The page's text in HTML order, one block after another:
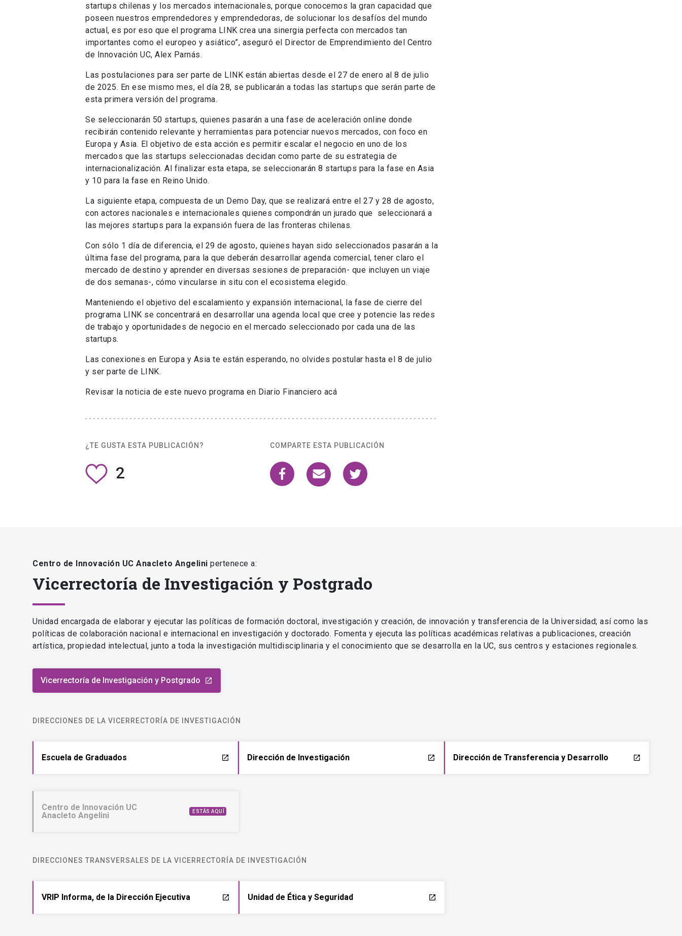
startups chilenas y los mercados internacionales, porque conocemos la gran capacidad que
poseen nuestros emprendedores y emprendedoras, de solucionar los desafíos del mundo
actual, es por eso que el programa LINK crea una sinergia perfecta con mercados tan
importantes como el europeo y asiático”, aseguró el Director de Emprendimiento del Centro
de Innovación UC, Alex Parnás.
Las postulaciones para ser parte de LINK están abiertas desde el 27 de enero al 8 de julio
de 2025. En ese mismo mes, el día 28, se publicarán a todas las startups que serán parte de
esta primera versión del programa.
Se seleccionarán 50 startups, quienes pasarán a una fase de aceleración online donde
recibirán contenido relevante y herramientas para potenciar nuevos mercados, con foco en
Europa y Asia. El objetivo de esta acción es permitir escalar el negocio en uno de los
mercados que las startups seleccionadas decidan como parte de su estrategia de
internacionalización. Al finalizar esta etapa, se seleccionarán 8 startups para la fase en Asia
y 10 para la fase en Reino Unido.
La siguiente etapa, compuesta de un Demo Day, que se realizará entre el 27 y 28 de agosto,
con actores nacionales e internacionales quienes compondrán un jurado que seleccionará a
las mejores startups para la expansión fuera de las fronteras chilenas.
Con sólo 1 día de diferencia, el 29 de agosto, quienes hayan sido seleccionados pasarán a la
última fase del programa, para la que deberán desarrollar agenda comercial, tener claro el
mercado de destino y aprender en diversas sesiones de preparación- que incluyen un viaje
de dos semanas-, cómo vincularse in situ con el ecosistema elegido.
Manteniendo el objetivo del escalamiento y expansión internacional, la fase de cierre del
programa LINK se concentrará en desarrollar una agenda local que cree y potencie las redes
de trabajo y oportunidades de negocio en el mercado seleccionado por cada una de las
startups.
Las conexiones en Europa y Asia te están esperando, no olvides postular hasta el 8 de julio
y ser parte de LINK.
Revisar la noticia de este nuevo programa en Diario Financiero acá
¿TE GUSTA ESTA PUBLICACIÓN?
2
COMPARTE ESTA PUBLICACIÓN
Centro de Innovación UC Anacleto Angelini pertenece a:
Vicerrectoría de Investigación y Postgrado
Unidad encargada de elaborar y ejecutar las políticas de formación doctoral, investigación y creación, de innovación y transferencia de la Universidad; así como las
políticas de colaboración nacional e internacional en investigación y doctorado. Fomenta y ejecuta las políticas académicas relativas a publicaciones, creación
artística, propiedad intelectual, junto a toda la investigación multidisciplinaria y el conocimiento que se desarrolla en la UC, sus centros y estaciones regionales.
Vicerrectoría de Investigación y Postgrado launch
DIRECCIONES DE LA VICERRECTORÍA DE INVESTIGACIÓN
Escuela de Graduados launch Dirección de Investigación launch Dirección de Transferencia y Desarrollo launch
Centro de Innovación UC
Anacleto Angelini
ESTÁS AQUÍ
DIRECCIONES TRANSVERSALES DE LA VICERRECTORÍA DE INVESTIGACIÓN
VRIP Informa, de la Dirección Ejecutiva launch Unidad de Ética y Seguridad launch